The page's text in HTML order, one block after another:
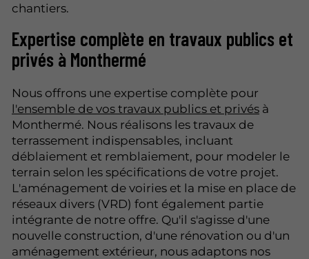
chantiers.
Expertise complète en travaux publics et
privés à Monthermé
Nous offrons une expertise complète pour
l'ensemble de vos travaux publics et privés à
Monthermé. Nous réalisons les travaux de
terrassement indispensables, incluant
déblaiement et remblaiement, pour modeler le
terrain selon les spécifications de votre projet.
L'aménagement de voiries et la mise en place de
réseaux divers (VRD) font également partie
intégrante de notre offre. Qu'il s'agisse d'une
nouvelle construction, d'une rénovation ou d'un
aménagement extérieur, nous adaptons nos